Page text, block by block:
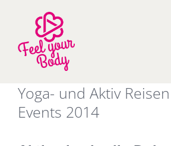
springen
Yoga- und Aktiv
Events 2014